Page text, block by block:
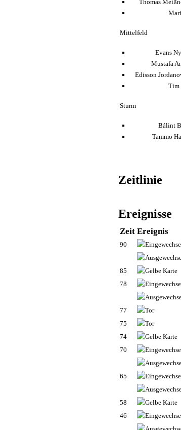
Thomas
Mittelfeld
Evans
Mustafa
Edisson
Tim
Sturm
Bálint
Tammo
Zeitlinie
Ereignisse
Zeit Ereignis
90
85
78
77
75
74
70
65
58
46